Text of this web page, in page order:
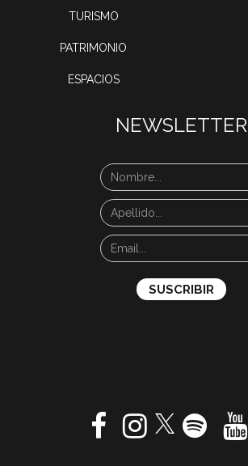
TURISMO
PATRIMONIO
ESPACIOS
NEWSLETTER